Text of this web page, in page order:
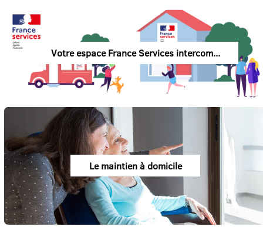
Votre espace France Services intercom...
Le maintien à domicile